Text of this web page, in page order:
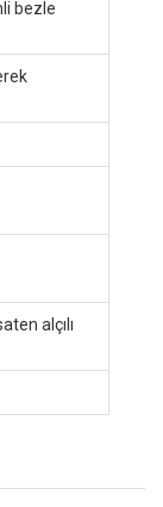
bezle
alçılı